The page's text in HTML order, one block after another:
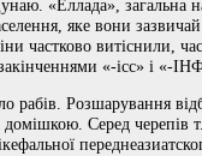
«Еллада», загальна
яке вони
частково витіснили,
«-ісс» і «-
Розшарування
Серед черепів